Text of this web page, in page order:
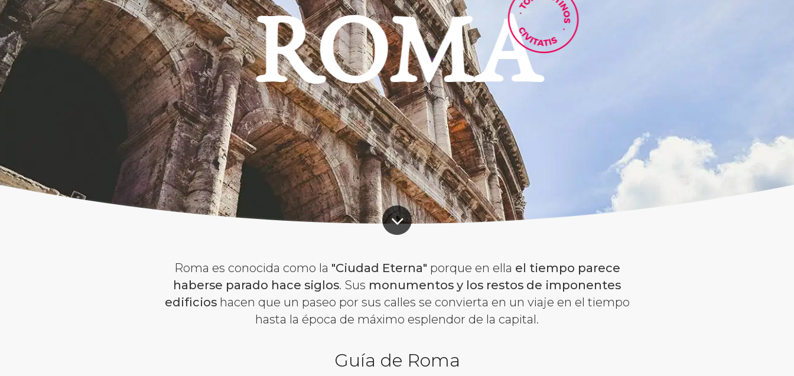
ROMA
Roma es conocida como la "Ciudad Eterna" porque en ella el tiempo parece
haberse parado hace siglos. Sus monumentos y los restos de imponentes
edificioshacen que un paseo por sus calles se convierta en un viaje en el tiempo
hasta la época de máximo esplendor de la capital.
Guía de Roma